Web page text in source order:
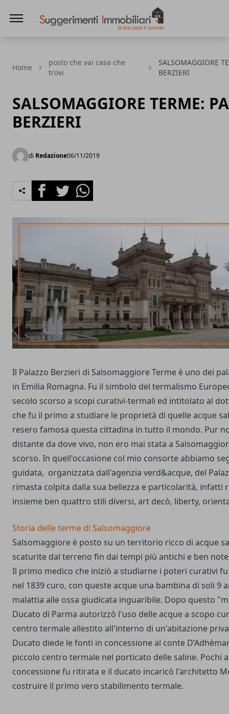
Home
posto che vai casa che
trovi
SALSOMAGGIORE
BERZIERI
SALSOMAGGIORE TERME:
BERZIERI
di Redazione06/11/2019
FacebookTwitterWhatsapp
Il Palazzo Berzieri di Salsomaggiore Terme è uno dei
in Emilia Romagna. Fu il simbolo del termalismo
secolo scorso a scopi curativi-termali ed intitolato al
che fu il primo a studiare le proprietà di quelle acque
resero famosa questa cittadina in tutto il mondo. Pur
distante da dove vivo, non ero mai stata a
scorso. In quell'occasione col mio consorte abbiamo
guidata, organizzata dall'agenzia verd&acque, del
rimasta colpita dalla sua bellezza e particolarità, infatti
insieme ben quattro stili diversi, art decò, liberty,
Storia delle terme di Salsomaggiore
Salsomaggiore è posto su un territorio ricco di acque
scaturite dal terreno fin dai tempi più antichi e ben
Il primo medico che iniziò a studiarne i poteri curativi
nel 1839 curo, con queste acque una bambina di soli 9
malattia alle ossa giudicata inguaribile. Dopo questo
Ducato di Parma autorizzò l'uso delle acque a scopo
centro termale allestito all'interno di un'abitazione
Ducato diede le fonti in concessione al conte
piccolo centro termale nel porticato delle saline. Pochi
concessione fu ritirata e il ducato incaricò l'architetto
costruire il primo vero stabilimento termale.